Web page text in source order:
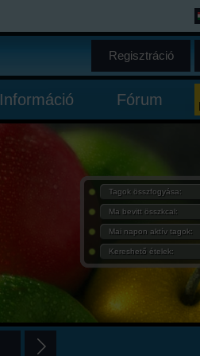
Regisztráció
Információ Fórum
Tagok összfogyása:
Ma bevitt összkcal:
Mai napon aktív tagok:
Kereshető ételek: